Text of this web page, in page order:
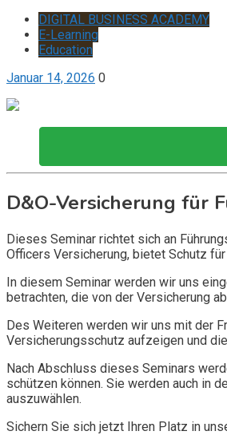
DIGITAL BUSINESS ACADEMY
E-Learning
Education
Januar 14, 2026 0
D&O-Versicherung für
Dieses Seminar richtet sich an
Officers Versicherung, bietet Schutz
In diesem Seminar werden wir uns
betrachten, die von der Versicherung
Des Weiteren werden wir uns mit der
Versicherungsschutz aufzeigen und
Nach Abschluss dieses Seminars
schützen können. Sie werden auch in
auszuwählen.
Sichern Sie sich jetzt Ihren Platz in